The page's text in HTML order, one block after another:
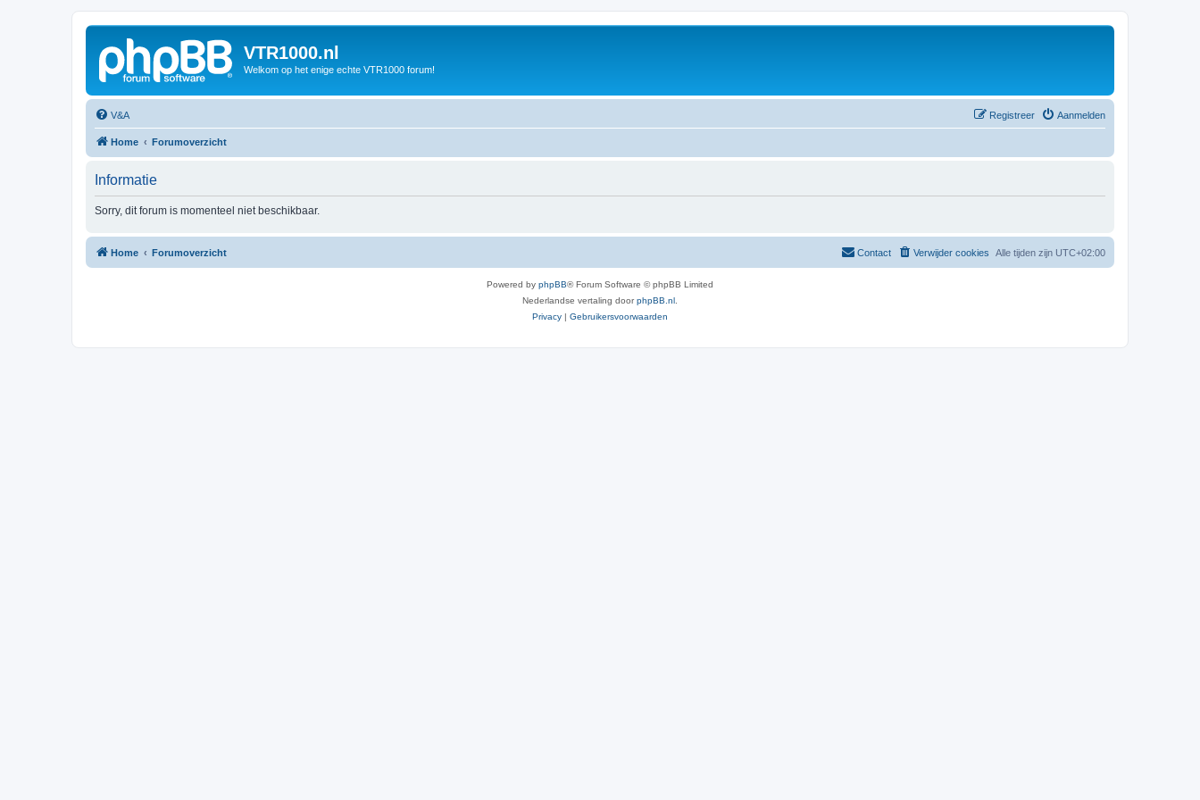
VTR1000.nl
Welkom op het enige echte VTR1000 forum!
V&A Aanmelden
Registreer
Home Forumoverzicht
Informatie
Sorry, dit forum is momenteel niet beschikbaar.
Home Forumoverzicht Alle tijden zijn UTC+02:00
Verwijder cookies
Contact
Powered by phpBB® Forum Software © phpBB Limited
Nederlandse vertaling doorphpBB.nl
Privacy | Gebruikersvoorwaarden